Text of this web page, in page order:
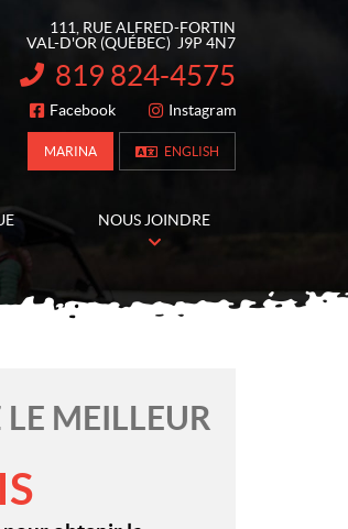
111, RUE ALFRED-FORTIN
VAL-D'OR (QUÉBEC) J9P 4N7
INFORMATION :
819 824-4575
SUIVEZ-NOUS
Facebook Instagram
MARINA ENGLISH
NOUS JOINDRE
MEILLEUR